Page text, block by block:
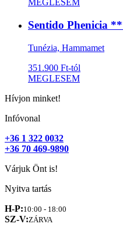
MEGLESEM
Sentido Phenicia
Tunézia, Hammamet
351.900 Ft-tól
MEGLESEM
Hívjon minket!
Infóvonal
+36 1 322 0032
+36 70 469-9890
Várjuk Önt is!
Nyitva tartás
H-P:10:00 - 18:00
SZ-V:ZÁRVA